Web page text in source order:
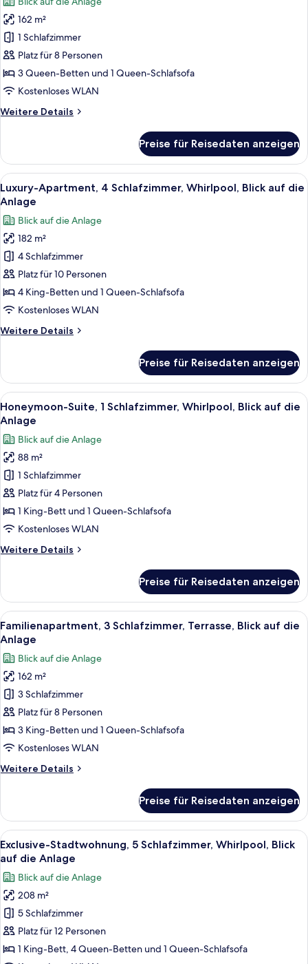
Anlage
Exclusive-
Stadtwohnung,
3 Schlafzimmer,
Whirlpool,
Blick
auf
Anlage
162 m²
1 Schlafzimmer
Platz für 8 Personen
3 Queen-Betten und 1 Queen-Schlafsofa
Kostenloses WLAN
Weitere Details
Weitere
Stadtwohnung,
3 Schlafzimmer,
Whirlpool,
Blick
die
Anlage
Preise für Reisedaten anzeigen
Alle
Fotos
für
Luxury-
Apartment,
4 Schlafzimmer,
Whirlpool,
Blick
auf
Anlage
Ein geräumiges Wohnzimmer mit
7
Luxury-Apartment, 4 Schlafzimmer, Whirlpool, Blick auf die
Anlage
Blick auf die Anlage
182 m²
4 Schlafzimmer
Platz für 10 Personen
4 King-Betten und 1 Queen-Schlafsofa
Kostenloses WLAN
Weitere Details
Weitere
Apartment,
4 Schlafzimmer,
Whirlpool,
Blick
die
Anlage
Preise für Reisedaten anzeigen
Alle
Fotos
für
Honeymoon-
Suite,
Schlafzimmer,
Whirlpool,
Blick
die
Ein Schlafzimmer mit einem großen
9
Honeymoon-Suite, 1 Schlafzimmer, Whirlpool, Blick auf die
Anlage
Blick auf die Anlage
88 m²
1 Schlafzimmer
Platz für 4 Personen
1 King-Bett und 1 Queen-Schlafsofa
Kostenloses WLAN
Weitere Details
Weitere
Suite,
Schlafzimmer,
Whirlpool,
auf
die
Anlage
Preise für Reisedaten anzeigen
Alle
Fotos
für
Familienapartment,
3 Schlafzimmer,
Terrasse,
Blick
auf
die
anzeigen
Ein Wohnzimmer mit grauem Sofa,
15
Familienapartment, 3 Schlafzimmer, Terrasse, Blick auf die
Anlage
Blick auf die Anlage
162 m²
3 Schlafzimmer
Platz für 8 Personen
3 King-Betten und 1 Queen-Schlafsofa
Kostenloses WLAN
Weitere Details
Weitere
3 Schlafzimmer,
Terrasse,
Blick
auf
Anlage
Preise für Reisedaten anzeigen
Alle
Fotos
für
Exclusive-
Stadtwohnung,
5 Schlafzimmer,
Whirlpool,
Blick
Ein Wohnzimmer mit Kamin,
14
Exclusive-Stadtwohnung, 5 Schlafzimmer, Whirlpool, Blick
auf die Anlage
Blick auf die Anlage
208 m²
5 Schlafzimmer
Platz für 12 Personen
1 King-Bett, 4 Queen-Betten und 1 Queen-Schlafsofa